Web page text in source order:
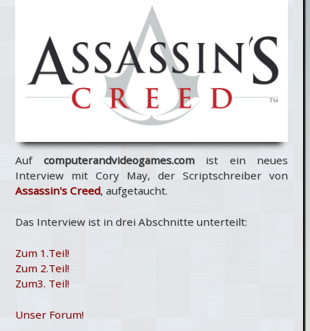
Auf computerandvideogames.comist ein neues
Interview mit Cory May, der Scriptschreiber von
Assassin's Creed, aufgetaucht.
Das Interview ist in drei Abschnitte unterteilt:
Zum 1.Teil!
Zum 2.Teil!
Zum3. Teil!
Unser Forum!